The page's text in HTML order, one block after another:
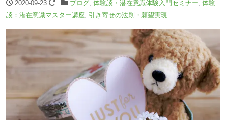
2020-09-23 ブログ, 体験談・潜在意識体験入門セミナー 体験
談：潜在意識マスター講座 引き寄せの法則・願望実現